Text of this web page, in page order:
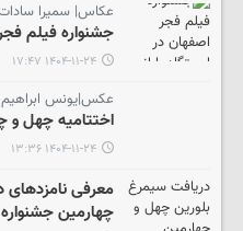
عکاس| سمیرا
جشنواره فیلم
۱۴۰۴-۱۱-۲۴ ۱۷:۴۷
عکس|یونس ابراهیم
اختتامیه چهل و
۱۴۰۴-۱۱-۲۴ ۱۳:۳۶
معرفی
چهارمین